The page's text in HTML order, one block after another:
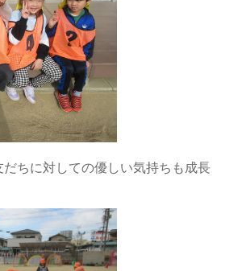
ちに対しての優しい気持ちも成長